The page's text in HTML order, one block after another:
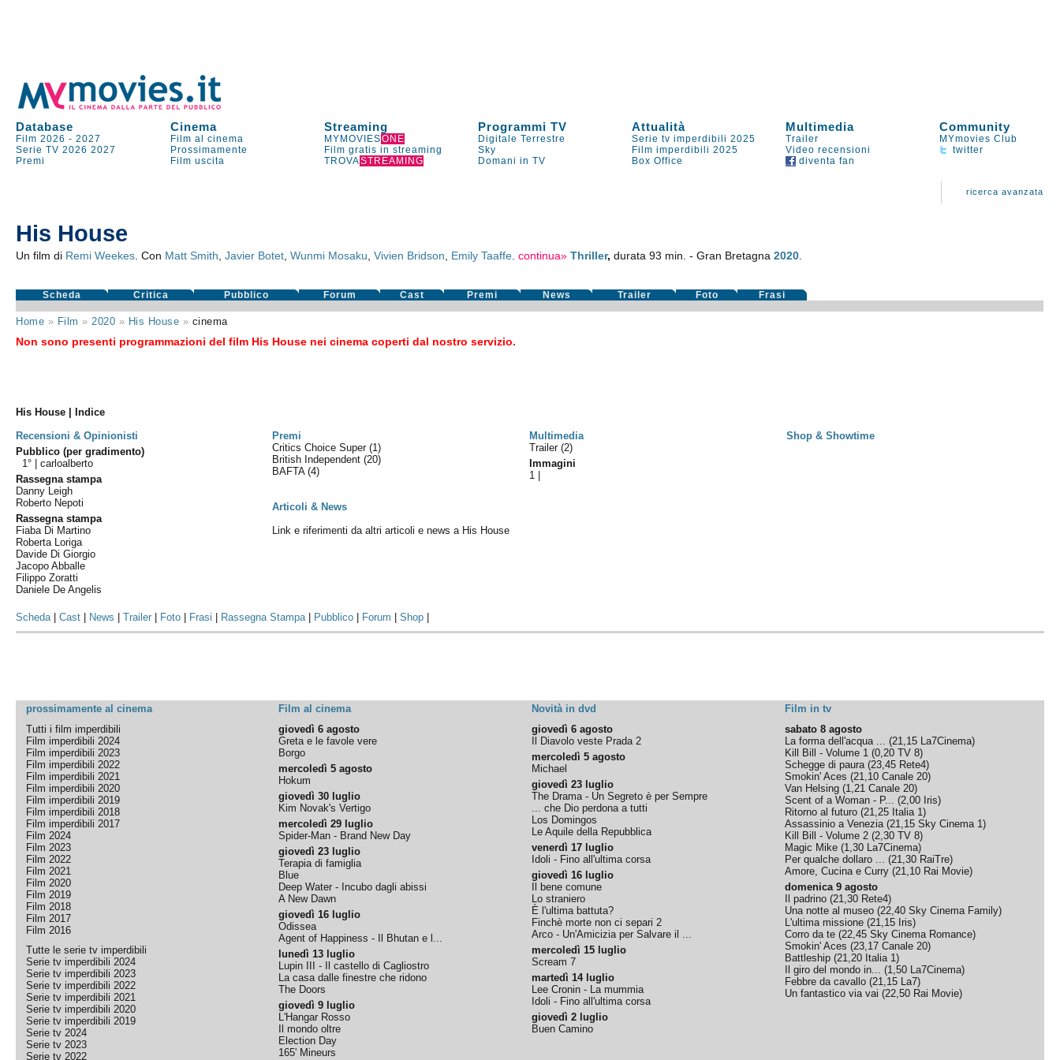
Database Cinema Streaming Programmi TV Attualità Multimedia Community
Film 2026 -2027 Film al cinema MYMOVIESONE Digitale Terrestre Serie tv imperdibili 2025 Trailer
MYmovies Club
Serie TV 2026 2027 Prossimamente Film gratis in streaming Sky Film imperdibili 2025 Video recensioni
twitter
Premi
Film uscita TROVASTREAMING Domani in TV Box Office diventa fan
ricerca avanzata
His House
Un film di Remi Weekes . Con Matt Smith ,Javier Botet ,Wunmi Mosaku ,Vivien Bridson Emily Taaffe .continua» Thriller,durata 93 min. - Gran Bretagna2020
Scheda Critica Pubblico Forum Cast Premi News Trailer Foto Frasi
Home » Film » 2020 » His House » cinema
Non sono presenti programmazioni del film His House nei cinema coperti dal nostro servizio.
His House | Indice
Recensioni & Opinionisti
Premi Multimedia
Shop & Showtime
Pubblico (per gradimento)
1° |carloalberto
Rassegna stampa
Danny Leigh
Roberto Nepoti
Rassegna stampa
Fiaba Di Martino
Roberta Loriga
Davide Di Giorgio
Jacopo Abballe
Filippo Zoratti
Daniele De Angelis
Critics Choice Super(1)
British Independent(20)
BAFTA(4)
Articoli & News
Link e riferimenti da altri articoli e news a His House
Trailer (2)
Immagini
1
Scheda|Cast News |Trailer Foto Frasi Rassegna Stampa| Pubblico Forum |Shop
prossimamente al cinema Film al cinema Novità in dvd
Film in tv
Tutti i film imperdibili
Film imperdibili 2024
Film imperdibili 2023
Film imperdibili 2022
Film imperdibili 2021
Film imperdibili 2020
Film imperdibili 2019
Film imperdibili 2018
Film imperdibili 2017
Film 2024
Film 2023
Film 2022
Film 2021
Film 2020
Film 2019
Film 2018
Film 2017
Film 2016
Tutte le serie tv imperdibili
Serie tv imperdibili 2024
Serie tv imperdibili 2023
Serie tv imperdibili 2022
Serie tv imperdibili 2021
Serie tv imperdibili 2020
Serie tv imperdibili 2019
Serie tv 2024
Serie tv 2023
Serie tv 2022
giovedì 6 agosto
Greta e le favole vere
Borgo
mercoledì 5 agosto
Hokum
giovedì 30 luglio
Kim Novak's Vertigo
mercoledì 29 luglio
Spider-Man - Brand New Day
giovedì 23 luglio
Terapia di famiglia
Blue
Deep Water - Incubo dagli abissi
A New Dawn
giovedì 16 luglio
Odissea
Agent of Happiness - Il Bhutan e l...
lunedì 13 luglio
Lupin III - Il castello di Cagliostro
La casa dalle finestre che ridono
The Doors
giovedì 9 luglio
L'Hangar Rosso
Il mondo oltre
Election Day
165' Mineurs
giovedì 6 agosto
Il Diavolo veste Prada 2
mercoledì 5 agosto
Michael
giovedì 23 luglio
The Drama - Un Segreto è per Sempre
... che Dio perdona a tutti
Los Domingos
Le Aquile della Repubblica
venerdì 17 luglio
Idoli - Fino all'ultima corsa
giovedì 16 luglio
Il bene comune
Lo straniero
È l'ultima battuta?
Finchè morte non ci separi 2
Arco - Un'Amicizia per Salvare il ...
mercoledì 15 luglio
Scream 7
martedì 14 luglio
Lee Cronin - La mummia
Idoli - Fino all'ultima corsa
giovedì 2 luglio
Buen Camino
sabato 8 agosto
La forma dell'acqua ... (21,15 La7Cinema)
Kill Bill - Volume 1 (0,20 TV 8)
Schegge di paura(23,45 Rete4)
Smokin' Aces (21,10 Canale 20)
Van Helsing (1,21 Canale 20)
Scent of a Woman - P... (2,00 Iris)
Ritorno al futuro (21,25 Italia 1)
Assassinio a Venezia(21,15 Sky Cinema 1)
Kill Bill - Volume 2 (2,30 TV 8)
Magic Mike (1,30 La7Cinema)
Per qualche dollaro ... (21,30 RaiTre)
Amore, Cucina e Curry (21,10 Rai Movie)
domenica 9 agosto
Il padrino (21,30 Rete4)
Una notte al museo (22,40 Sky Cinema Family)
L'ultima missione (21,15 Iris)
Corro da te (22,45 Sky Cinema Romance)
Smokin' Aces (23,17 Canale 20)
Battleship (21,20 Italia 1)
Il giro del mondo in... (1,50 La7Cinema)
Febbre da cavallo (21,15 La7)
Un fantastico via vai (22,50 Rai Movie)